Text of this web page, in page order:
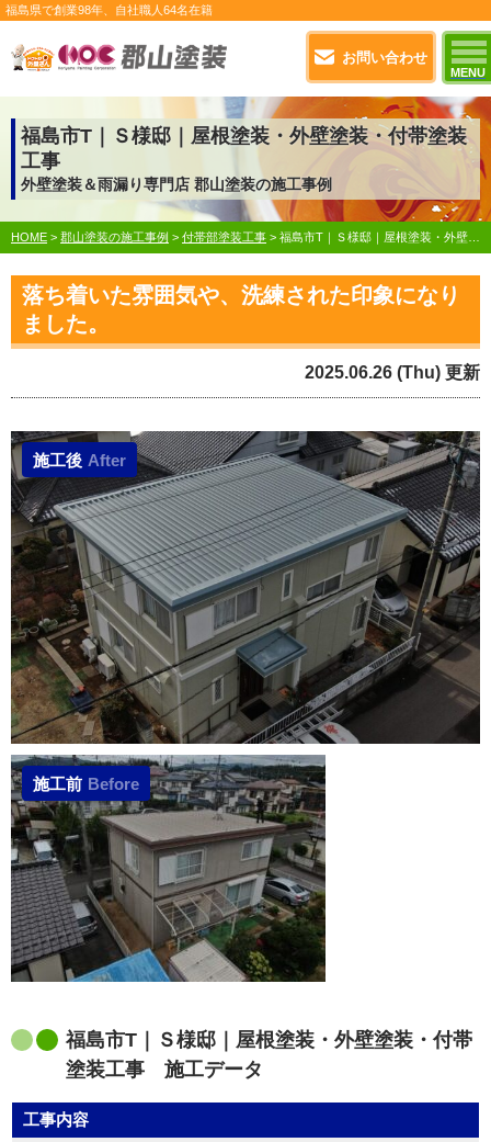
お問い合わせ
MENU
福島県で創業98年 、自社職人 64名在籍
福島市T｜Ｓ様邸｜屋根塗装・外壁塗装・付帯塗装
工事
外壁塗装＆雨漏り専門店 郡山塗装の施工事例
HOME > 郡山塗装の施工事例 > 付帯部塗装工事 > 福島市T｜Ｓ様邸｜屋根塗装・外壁塗装・付帯塗装工事
落ち着いた雰囲気や、洗練された印象になり
ました。
2025.06.26 (Thu) 更新
施工後 After
施工前 Before
福島市T｜Ｓ様邸｜屋根塗装・外壁塗装・付帯
塗装工事 施工データ
工事内容